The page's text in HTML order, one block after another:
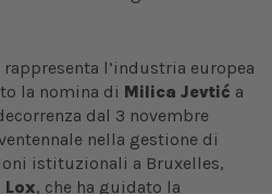
l’industria europea
la nomina di Milica Jevtić a
dal 3 novembre
nella gestione di
istituzionali a Bruxelles,
Lox, che ha guidato la